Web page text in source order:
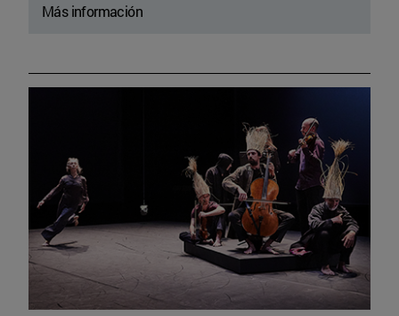
Más información